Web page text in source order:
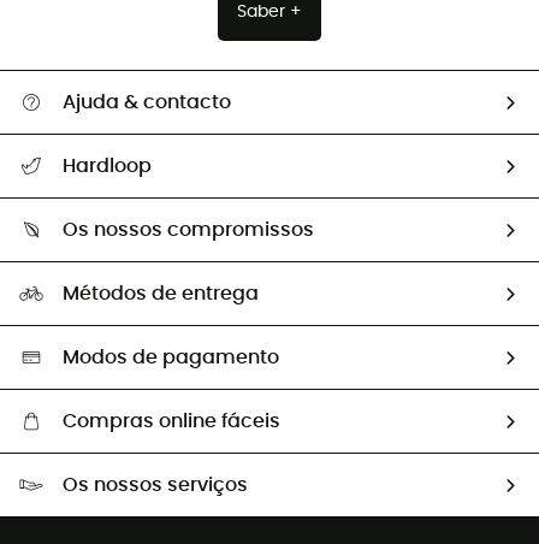
Saber +
Ajuda & contacto
Devoluções e reembolsos
Guia de tamanhos
Trocas & Devoluções
Hardloop
Os nossos embaixadores
Os nossos compromissos
Seleção eco-responsável
Métodos de entrega
Modos de pagamento
Compras online fáceis
Devoluções gratuitas em 100 dias
Os nossos serviços